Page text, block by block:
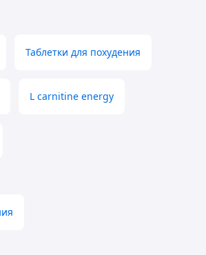
Таблетки для похудения
L carnitine energy